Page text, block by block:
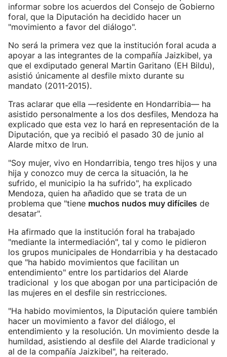
informar sobre los acuerdos del Consejo de Gobierno
foral, que la Diputación ha decidido hacer un
"movimiento a favor del diálogo".
No será la primera vez que la institución foral acuda a
apoyar a las integrantes de la compañía Jaizkibel, ya
que el exdiputado general Martin Garitano (EH Bildu),
asistió únicamente al desfile mixto durante su
mandato (2011-2015).
Tras aclarar que ella —residente en Hondarribia— ha
asistido personalmente a los dos desfiles, Mendoza ha
explicado que esta vez lo hará en representación de la
Diputación, que ya recibió el pasado 30 de junio al
Alarde mitxo de Irun.
"Soy mujer, vivo en Hondarribia, tengo tres hijos y una
hija y conozco muy de cerca la situación, la he
sufrido, el municipio la ha sufrido", ha explicado
Mendoza, quien ha añadido que se trata de un
problema que "tiene muchos nudos muy difíciles de
desatar".
Ha afirmado que la institución foral ha trabajado
"mediante la intermediación", tal y como le pidieron
los grupos municipales de Hondarribia y ha destacado
que "ha habido movimientos que facilitan un
entendimiento" entre los partidarios del Alarde
tradicional y los que abogan por una participación de
las mujeres en el desfile sin restricciones.
"Ha habido movimientos, la Diputación quiere también
hacer un movimiento a favor del diálogo, el
entendimiento y la resolución. Un movimiento desde la
humildad, asistiendo al desfile del Alarde tradicional y
al de la compañía Jaizkibel", ha reiterado.